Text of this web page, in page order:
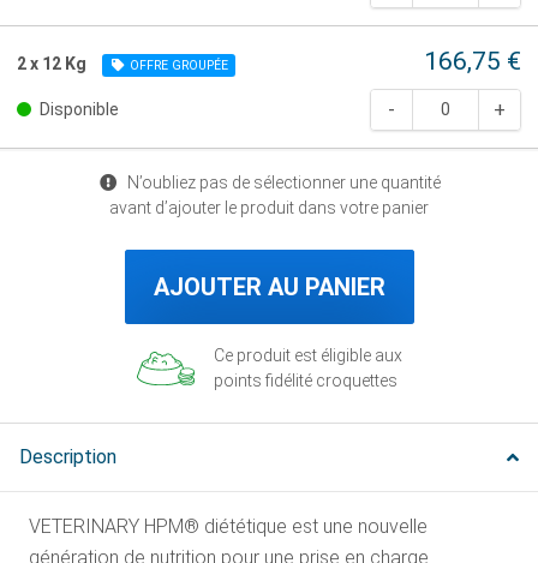
2 x 12 Kg OFFRE GROUPÉE 166,75 €
Disponible
N’oubliez pas de sélectionner une quantité
avant d’ajouter le produit dans votre panier
AJOUTER AU PANIER
Ce produit est éligible aux
points fidélité croquettes
Description
VETERINARY HPM® diététique est une nouvelle
génération de nutrition pour une prise en charge